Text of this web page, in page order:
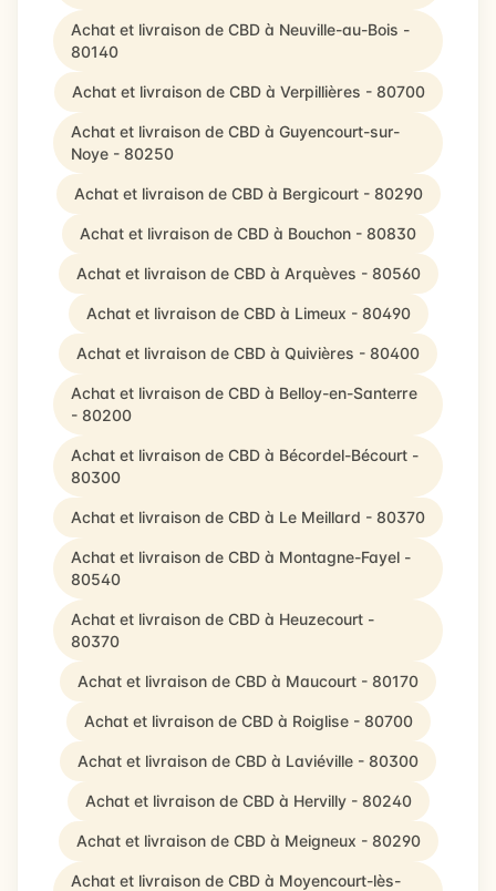
Achat et livraison de CBD à Neuville-au-Bois -
80140
Achat et livraison de CBD à Verpillières - 80700
Achat et livraison de CBD à Guyencourt-sur-
Noye - 80250
Achat et livraison de CBD à Bergicourt - 80290
Achat et livraison de CBD à Bouchon - 80830
Achat et livraison de CBD à Arquèves - 80560
Achat et livraison de CBD à Limeux - 80490
Achat et livraison de CBD à Quivières - 80400
Achat et livraison de CBD à Belloy-en-Santerre
- 80200
Achat et livraison de CBD à Bécordel-Bécourt -
80300
Achat et livraison de CBD à Le Meillard - 80370
Achat et livraison de CBD à Montagne-Fayel -
80540
Achat et livraison de CBD à Heuzecourt -
80370
Achat et livraison de CBD à Maucourt - 80170
Achat et livraison de CBD à Roiglise - 80700
Achat et livraison de CBD à Laviéville - 80300
Achat et livraison de CBD à Hervilly - 80240
Achat et livraison de CBD à Meigneux - 80290
Achat et livraison de CBD à Moyencourt-lès-